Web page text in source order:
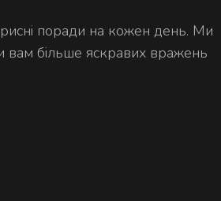
поради на кожен день. Ми
вам більше яскравих вражень